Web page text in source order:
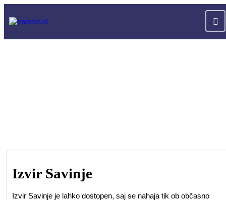
Izvir Savinje
Izvir Savinje je lahko dostopen, saj se nahaja tik ob občasno